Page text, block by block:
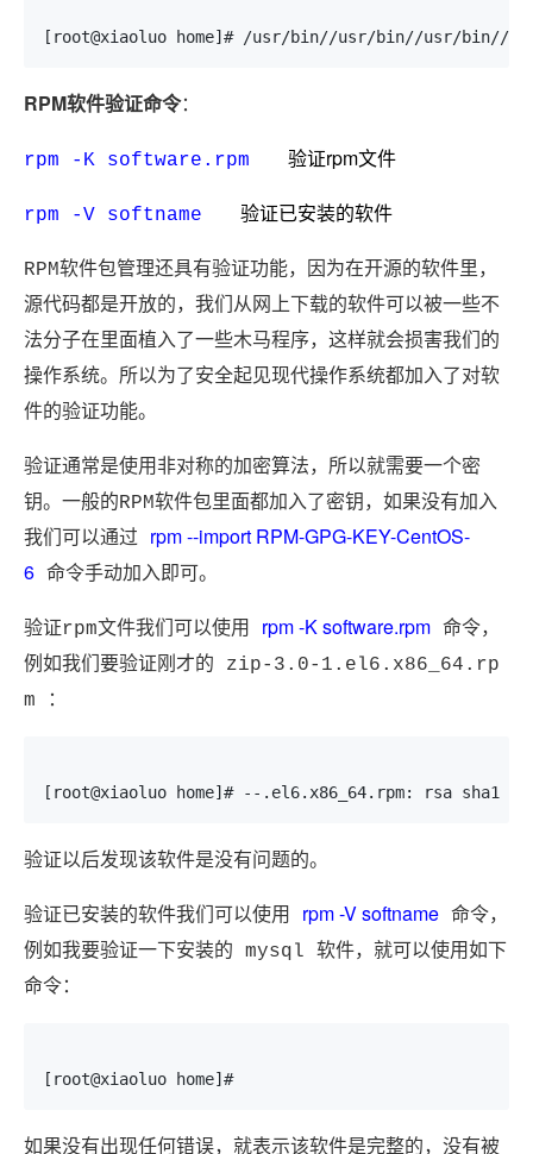
[root@xiaoluo home]# /usr/bin//usr/bin//usr/
RPM软件验证命令：
rpm -K software.rpm 验证rpm文件
rpm -V softname 验证已安装的软件
RPM软件包管理还具有验证功能，因为在开源的软件里，
源代码都是开放的，我们从网上下载的软件可以被一些不
法分子在里面植入了一些木马程序，这样就会损害我们的
操作系统。所以为了安全起见现代操作系统都加入了对软
件的验证功能。
验证通常是使用非对称的加密算法，所以就需要一个密
钥。一般的RPM软件包里面都加入了密钥，如果没有加入
我们可以通过 rpm --import RPM-GPG-KEY-CentOS-
6 命令手动加入即可。
验证rpm文件我们可以使用 rpm -K software.rpm 命令，
例如我们要验证刚才的 zip-3.0-1.el6.x86_64.rp
m ：
[root@xiaoluo home]# --.el6.x86_64.rpm: rsa sha1
验证以后发现该软件是没有问题的。
验证已安装的软件我们可以使用 rpm -V softname 命令，
例如我要验证一下安装的 mysql 软件，就可以使用如下
命令：
[root@xiaoluo home]#
如果没有出现任何错误，就表示该软件是完整的，没有被